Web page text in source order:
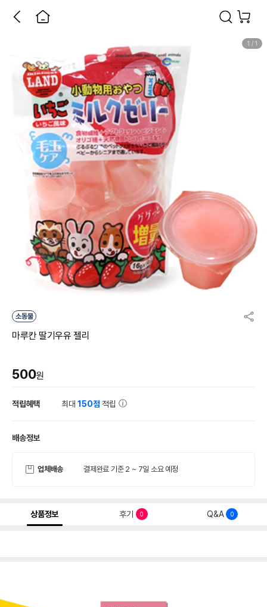
1 / 1
소동물
마루칸 딸기우유 젤리
500원
적립혜택 최대150점 적립
배송정보
업체배송 결제완료 기준 2 ~ 7일 소요 예정
상품정보 후기 0 Q&A 0